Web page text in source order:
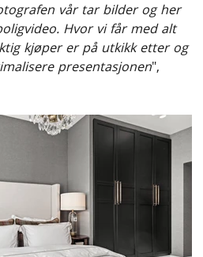
vår tar bilder og her
Hvor vi får med alt
kjøper er på utkikk etter og
presentasjonen",